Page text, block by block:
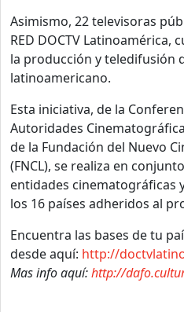
Asimismo, 22 televisoras
RED DOCTV Latinoamérica,
la producción y teledifusión
latinoamericano.
Esta iniciativa, de la
Autoridades
de la Fundación del Nuevo
(FNCL), se realiza en
entidades cinematográficas
los 16 países adheridos al
Encuentra las bases de tu
desde aquí: http://
Mas info aquí:http://